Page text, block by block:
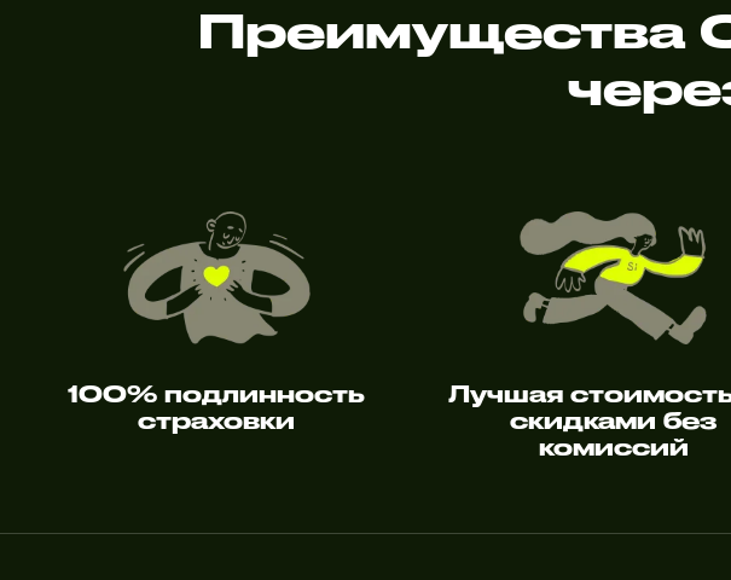
Преимущества
100% подлинность
страховки
Лучшая
скидками без
комиссий